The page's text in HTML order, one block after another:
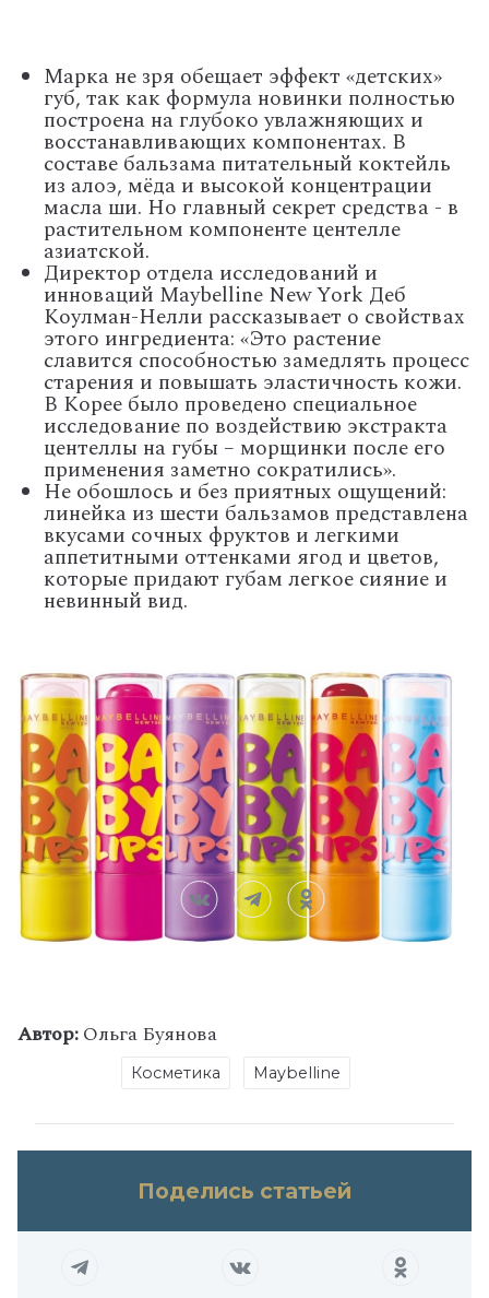
Марка не зря обещает эффект «детских»
губ, так как формула новинки полностью
построена на глубоко увлажняющих и
восстанавливающих компонентах. В
составе бальзама питательный коктейль
из алоэ, мёда и высокой концентрации
масла ши. Но главный секрет средства - в
растительном компоненте центелле
азиатской.
Директор отдела исследований и
инноваций Maybelline New York Деб
Коулман-Нелли рассказывает о свойствах
этого ингредиента: «Это растение
славится способностью замедлять процесс
старения и повышать эластичность кожи.
В Корее было проведено специальное
исследование по воздействию экстракта
центеллы на губы – морщинки после его
применения заметно сократились».
Не обошлось и без приятных ощущений:
линейка из шести бальзамов представлена
вкусами сочных фруктов и легкими
аппетитными оттенками ягод и цветов,
которые придают губам легкое сияние и
невинный вид.
Автор:Ольга Буянова
Косметика Maybelline
Поделись статьей